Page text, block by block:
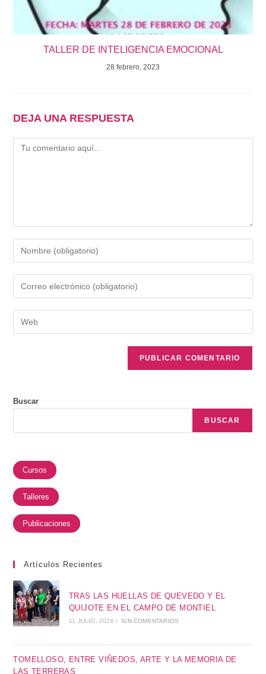
TALLER DE INTELIGENCIA EMOCIONAL
28 febrero, 2023
DEJA UNA RESPUESTA
Buscar
BUSCAR
Cursos
Talleres
Publicaciones
Artículos Recientes
TRAS LAS HUELLAS DE QUEVEDO Y EL
QUIJOTE EN EL CAMPO DE MONTIEL
11 JULIO, 2026 / SIN COMENTARIOS
TOMELLOSO, ENTRE VIÑEDOS, ARTE Y LA MEMORIA DE
LAS TERRERAS